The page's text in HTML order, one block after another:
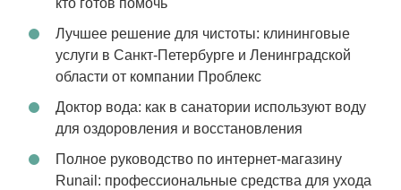
кто готов помочь
Лучшее решение для чистоты: клининговые
услуги в Санкт-Петербурге и Ленинградской
области от компании Проблекс
Доктор вода: как в санатории используют воду
для оздоровления и восстановления
Полное руководство по интернет-магазину
Runail: профессиональные средства для ухода